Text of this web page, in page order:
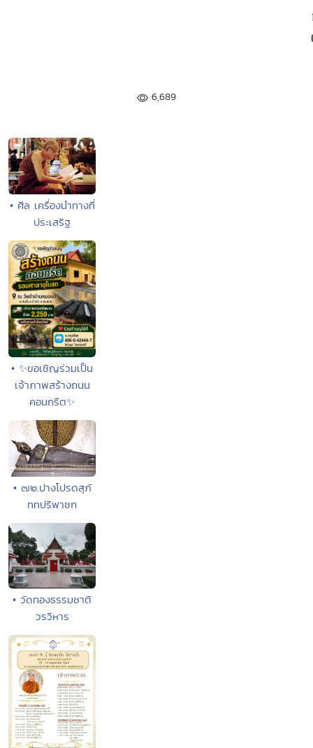
6,689
• ศีล เครื่องนำทางที่
ประเสริฐ
• ✨ขอเชิญร่วมเป็น
เจ้าภาพสร้างถนน
คอนกรีต✨
• ๗๒.ปางโปรดสุภั
ททปริพาชก
• วัดทองธรรมชาติ
วรวิหาร